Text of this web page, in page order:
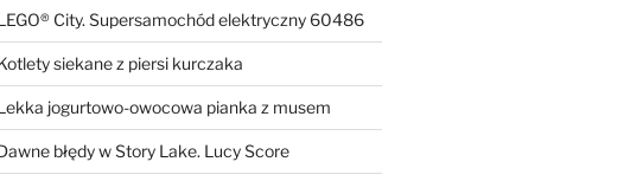
City. Supersamochód elektryczny 60486
siekane z piersi kurczaka
jogurtowo-owocowa pianka z musem
błędy w Story Lake. Lucy Score